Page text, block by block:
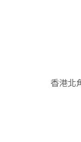
香港北